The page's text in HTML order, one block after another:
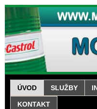
ÚVOD SLUŽBY
KONTAKT